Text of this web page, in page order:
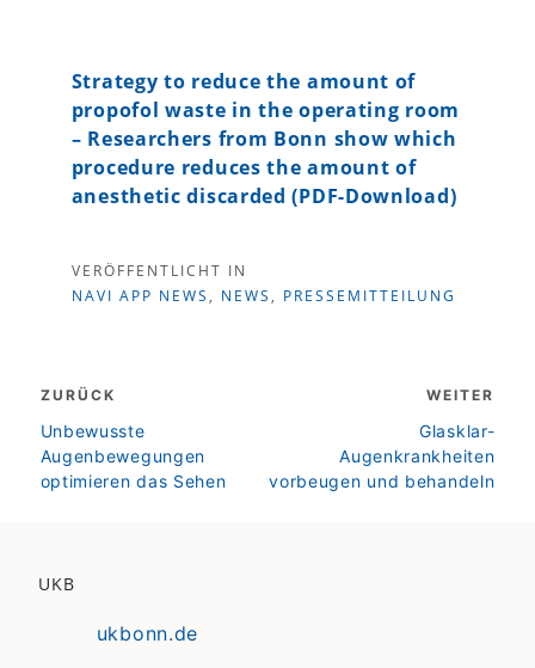
Strategy to reduce the amount of
propofol waste in the operating room
– Researchers from Bonn show which
procedure reduces the amount of
anesthetic discarded (PDF-Download)
VERÖFFENTLICHT IN
NAVI APP NEWS , NEWS , PRESSEMITTEILUNG
ZURÜCK
zurück
Unbewusste
Augenbewegungen
optimieren das Sehen
WEITER
weiter
Glasklar-
Augenkrankheiten
vorbeugen und behandeln
UKB
ukbonn.de